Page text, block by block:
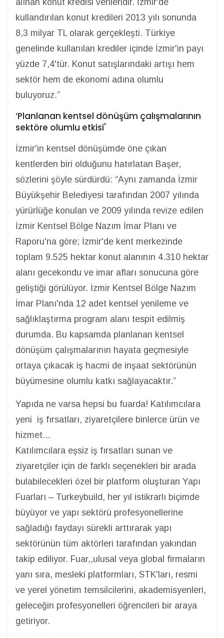
kullandırılan konut kredileri 2013 yılı sonunda
8,3 milyar TL olarak gerçekleşti. Türkiye
genelinde kullanılan krediler içinde İzmir'in payı
yüzde 7,4'tür. Konut satışlarındaki artışı hem
sektör hem de ekonomi adına olumlu
buluyoruz.”
‘Planlanan kentsel dönüşüm çalışmalarının
sektöre olumlu etkisi'
İzmir'in kentsel dönüşümde öne çıkan
kentlerden biri olduğunu hatırlatan Başer,
sözlerini şöyle sürdürdü: “Aynı zamanda İzmir
Büyükşehir Belediyesi tarafından 2007 yılında
yürürlüğe konulan ve 2009 yılında revize edilen
İzmir Kentsel Bölge Nazım İmar Planı ve
Raporu'na göre; İzmir'de kent merkezinde
toplam 9.525 hektar konut alanının 4.310 hektar
alanı gecekondu ve imar afları sonucuna göre
geliştiği görülüyor. İzmir Kentsel Bölge Nazım
İmar Planı'nda 12 adet kentsel yenileme ve
sağlıklaştırma program alanı tespit edilmiş
durumda. Bu kapsamda planlanan kentsel
dönüşüm çalışmalarının hayata geçmesiyle
ortaya çıkacak iş hacmi de inşaat sektörünün
büyümesine olumlu katkı sağlayacaktır.”
Yapıda ne varsa hepsi bu fuarda! Katılımcılara
yeni iş fırsatları, ziyaretçilere binlerce ürün ve
hizmet…
Katılımcılara eşsiz iş fırsatları sunan ve
ziyaretçiler için de farklı seçenekleri bir arada
bulabilecekleri özel bir platform oluşturan Yapı
Fuarları – Turkeybuild, her yıl istikrarlı biçimde
büyüyor ve yapı sektörü profesyonellerine
sağladığı faydayı sürekli arttırarak yapı
sektörünün tüm aktörleri tarafından yakından
takip ediliyor. Fuar,,ulusal veya global firmaların
yanı sıra, mesleki platformları, STK'ları, resmi
ve yerel yönetim temsilcilerini, akademisyenleri,
geleceğin profesyonelleri öğrencileri bir araya
getiriyor.